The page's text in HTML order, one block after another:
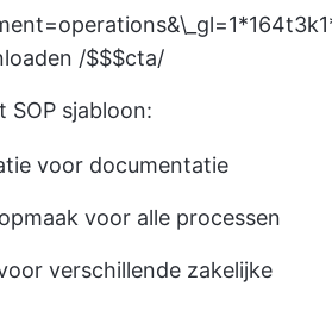
/$$$cta/
SOP sjabloon:
voor documentatie
voor alle processen
verschillende zakelijke